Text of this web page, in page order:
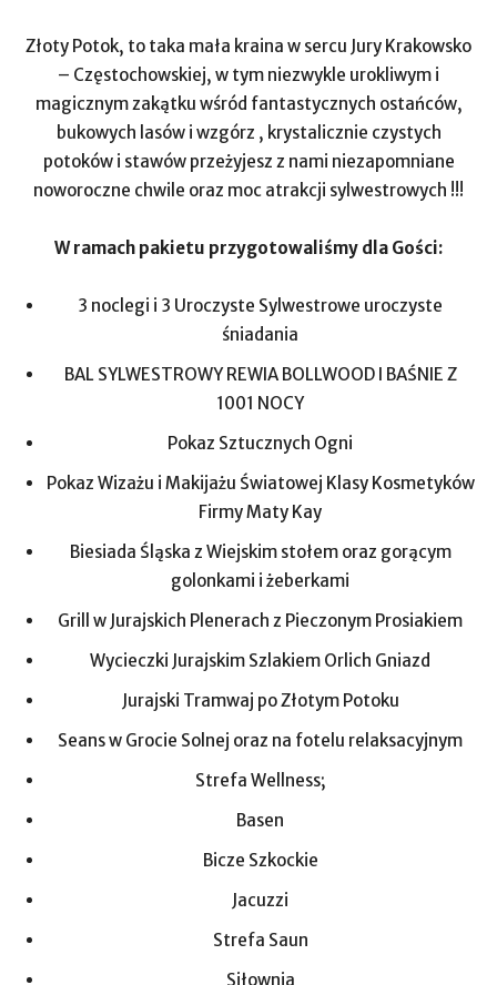
Złoty Potok, to taka mała kraina w sercu Jury Krakowsko
– Częstochowskiej, w tym niezwykle urokliwym i
magicznym zakątku wśród fantastycznych ostańców,
bukowych lasów i wzgórz , krystalicznie czystych
potoków i stawów przeżyjesz z nami niezapomniane
noworoczne chwile oraz moc atrakcji sylwestrowych !!!
W ramach pakietu przygotowaliśmy dla Gości:
3 noclegi i 3 Uroczyste Sylwestrowe uroczyste
śniadania
BAL SYLWESTROWY REWIA BOLLWOOD I BAŚNIE Z
1001 NOCY
Pokaz Sztucznych Ogni
Pokaz Wizażu i Makijażu Światowej Klasy Kosmetyków
Firmy Maty Kay
Biesiada Śląska z Wiejskim stołem oraz gorącym
golonkami i żeberkami
Grill w Jurajskich Plenerach z Pieczonym Prosiakiem
Wycieczki Jurajskim Szlakiem Orlich Gniazd
Jurajski Tramwaj po Złotym Potoku
Seans w Grocie Solnej oraz na fotelu relaksacyjnym
Strefa Wellness;
Basen
Bicze Szkockie
Jacuzzi
Strefa Saun
Siłownia